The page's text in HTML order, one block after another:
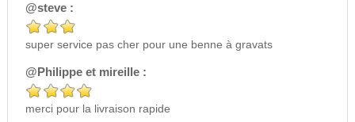
@steve :
super service pas cher pour une benne à gravats
@Philippe et mireille :
merci pour la livraison rapide